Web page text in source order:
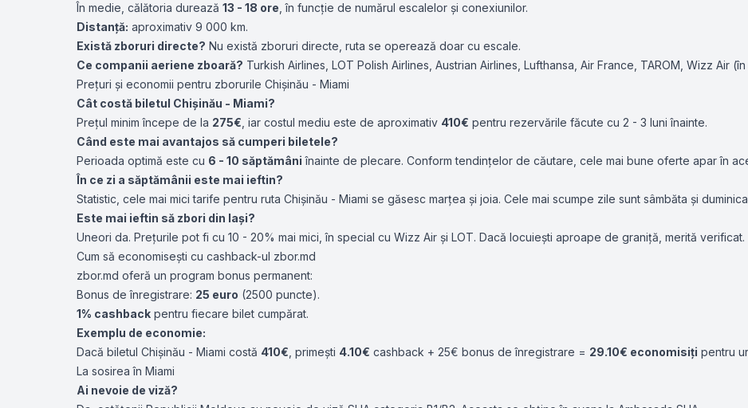
În medie, călătoria durează 13 - 18 ore , în funcție de numărul escalelor și conexiunilor.
Distanță: aproximativ 9 000 km.
Există zboruri directe? Nu există zboruri directe, ruta se operează doar cu escale.
Ce companii aeriene zboară? Turkish Airlines LOT Polish Airlines Austrian Airlines Lufthansa Air France TAROM Wizz Air
Prețuri și economii pentru zborurile Chișinău - Miami
Cât costă biletul Chișinău - Miami?
Prețul minim începe de la 275€ , iar costul mediu este de aproximativ 410€ pentru rezervările făcute cu 2 - 3 luni înainte.
Când este mai avantajos să cumperi biletele?
Perioada optimă este cu 6 - 10 săptămâni înainte de plecare. Conform tendințelor de căutare, cele mai bune oferte apar în
În ce zi a săptămânii este mai ieftin?
Statistic, cele mai mici tarife pentru ruta Chișinău - Miami se găsesc marțea și joia. Cele mai scumpe zile sunt sâmbăta și
Este mai ieftin să zbori din Iași?
Uneori da. Prețurile pot fi cu 10 - 20% mai mici, în special cu Wizz Air și LOT. Dacă locuiești aproape de graniță, merită verificat.
Cum să economisești cu cashback-ul zbor.md
zbor.md oferă un program bonus permanent:
Bonus de înregistrare: 25 euro (2500 puncte).
1% cashback pentru fiecare bilet cumpărat.
Exemplu de economie:
Dacă biletul Chișinău - Miami costă 410€ , primești 4.10€ cashback + 25€ bonus de înregistrare = 29.10€ economisiți pentru
La sosirea în Miami
Ai nevoie de viză?